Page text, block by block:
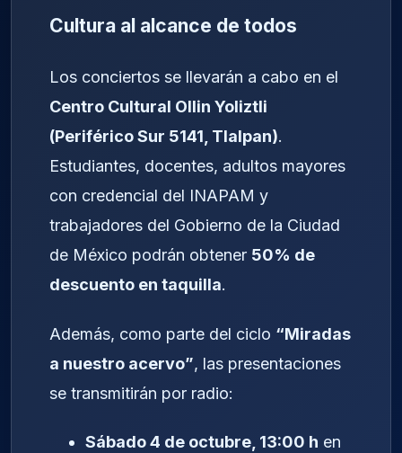
Cultura al alcance de todos
Los conciertos se llevarán a cabo en el
Centro Cultural Ollin Yoliztli
(Periférico Sur 5141, Tlalpan).
Estudiantes, docentes, adultos mayores
con credencial del INAPAM y
trabajadores del Gobierno de la Ciudad
de México podrán obtener 50% de
descuento en taquilla.
Además, como parte del ciclo “Miradas
a nuestro acervo”, las presentaciones
se transmitirán por radio:
Sábado 4 de octubre, 13:00 h en